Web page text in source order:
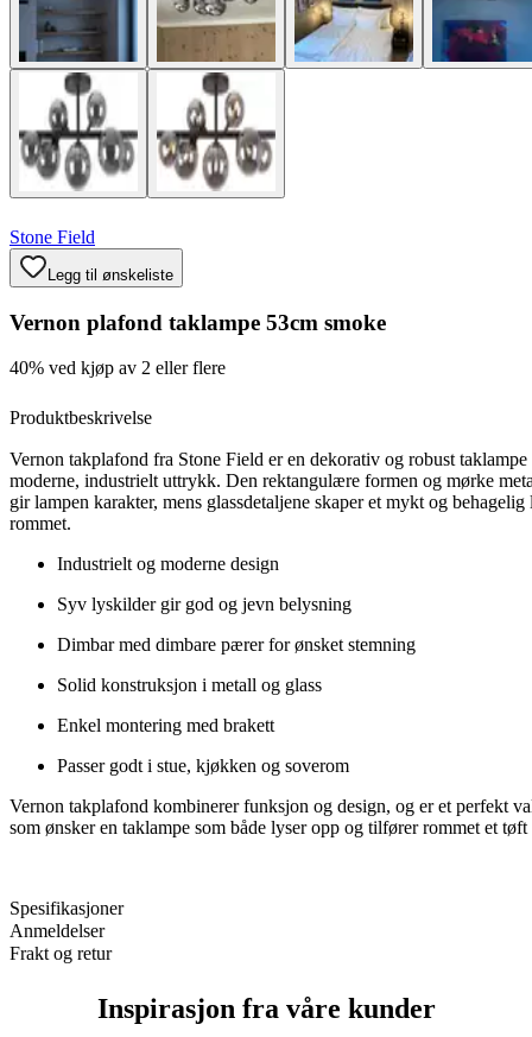
Stone Field
Legg til ønskeliste
Vernon plafond taklampe 53cm smoke
40% ved kjøp av 2 eller flere
Produktbeskrivelse
Vernon takplafond fra Stone Field er en dekorativ og robust taklampe
moderne, industrielt uttrykk. Den rektangulære formen og mørke
gir lampen karakter, mens glassdetaljene skaper et mykt og
rommet.
Industrielt og moderne design
Syv lyskilder gir god og jevn belysning
Dimbar med dimbare pærer for ønsket stemning
Solid konstruksjon i metall og glass
Enkel montering med brakett
Passer godt i stue, kjøkken og soverom
Vernon takplafond kombinerer funksjon og design, og er et perfekt
som ønsker en taklampe som både lyser opp og tilfører rommet et
Spesifikasjoner
Anmeldelser
Frakt og retur
Inspirasjon fra våre kunder